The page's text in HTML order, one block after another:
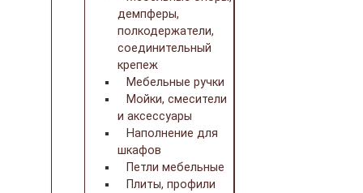
демпферы,
полкодержатели,
соединительный
крепеж
Мебельные ручки
Мойки, смесители
и аксессуары
Наполнение для
шкафов
Петли мебельные
Плиты, профили